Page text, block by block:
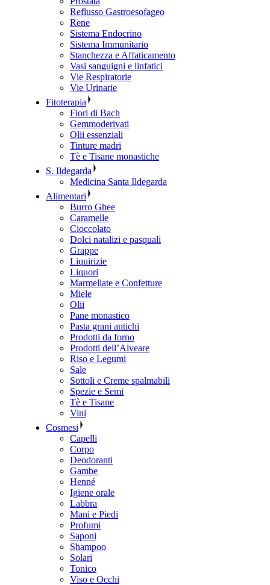
Reflusso Gastroesofageo
Rene
Sistema Endocrino
Sistema Immunitario
Stanchezza e Affaticamento
Vasi sanguigni e linfatici
Vie Respiratorie
Vie Urinarie
Fitoterapia
Fiori di Bach
Gemmoderivati
Olii essenziali
Tinture madri
Tè e Tisane monastiche
S. Ildegarda
Medicina Santa Ildegarda
Alimentari
Burro Ghee
Caramelle
Cioccolato
Dolci natalizi e pasquali
Grappe
Liquirizie
Liquori
Marmellate e Confetture
Miele
Olii
Pane monastico
Pasta grani antichi
Prodotti da forno
Prodotti dell’Alveare
Riso e Legumi
Sale
Sottoli e Creme spalmabili
Spezie e Semi
Tè e Tisane
Vini
Cosmesi
Capelli
Corpo
Deodoranti
Gambe
Henné
Igiene orale
Labbra
Mani e Piedi
Profumi
Saponi
Shampoo
Solari
Tonico
Viso e Occhi